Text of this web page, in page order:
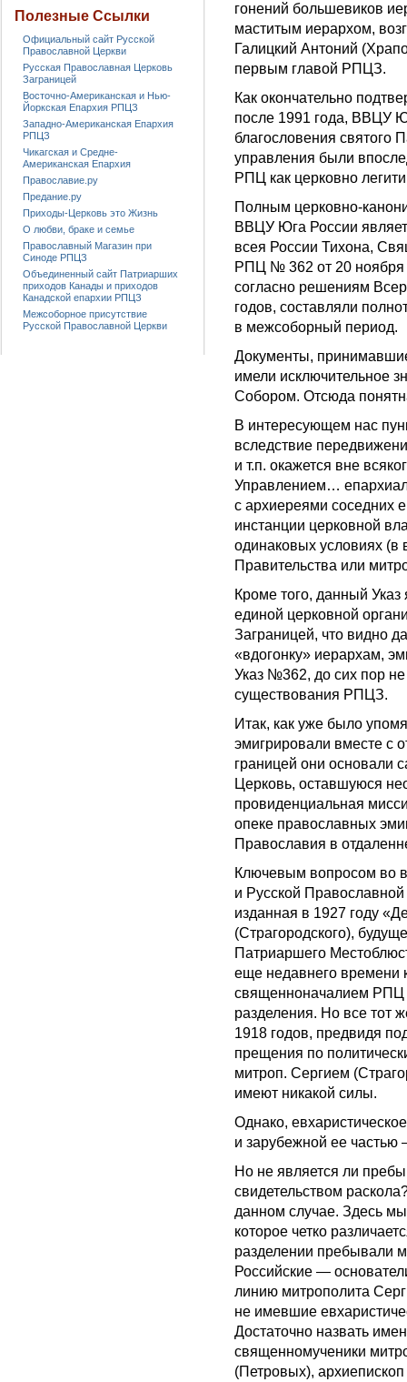
гонений большевиков
маститым иерархом,
Галицкий Антоний
первым главой РПЦЗ.
Как окончательно
после 1991 года, ВВЦУ
благословения святого
управления были
РПЦ как церковно
Полным церковно-
ВВЦУ Юга России
всея России Тихона,
РПЦ № 362 от 20 ноября
согласно решениям
годов, составляли
в межсоборный период.
Документы,
имели исключительное
Собором. Отсюда
В интересующем нас
вследствие
и т.п. окажется вне
Управлением…
с архиереями соседних
инстанции церковной
одинаковых условиях
Правительства или
Кроме того, данный
единой церковной
Заграницей, что видно
«вдогонку» иерархам,
Указ №362, до сих пор
существования РПЦЗ.
Итак, как уже было
эмигрировали вместе с
границей они основали
Церковь, оставшуюся
провиденциальная
опеке православных
Православия в
Ключевым вопросом во
и Русской
изданная в 1927 году
(Страгородского),
Патриаршего
еще недавнего времени
священноначалием РПЦ
разделения. Но все тот
1918 годов, предвидя
прещения по
митроп. Сергием
имеют никакой силы.
Однако,
и зарубежной ее частью
Но не является ли
свидетельством
данном случае. Здесь
которое четко
разделении пребывали
Российские —
линию митрополита
не имевшие
Достаточно назвать
священномученики
(Петровых),
Полезные Ссылки
Официальный сайт Русской
Православной Церкви
Русская Православная Церковь
Заграницей
Восточно-Американская и Нью-
Йоркская Епархия РПЦЗ
Западно-Американская Епархия
РПЦЗ
Чикагская и Средне-
Американская Епархия
Православие.ру
Предание.ру
Приходы-Церковь это Жизнь
О любви, браке и семье
Православный Магазин при
Синоде РПЦЗ
Объединенный сайт Патриарших
приходов Канады и приходов
Канадской епархии РПЦЗ
Межсоборное присутствие
Русской Православной Церкви